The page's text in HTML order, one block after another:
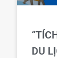
DU